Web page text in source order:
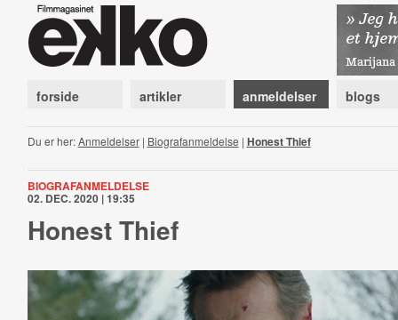
forside artikler anmeldelser blogs
Du er her:Anmeldelser| Biografanmeldelse | Honest Thief
BIOGRAFANMELDELSE
02. DEC. 2020 | 19:35
Honest Thief